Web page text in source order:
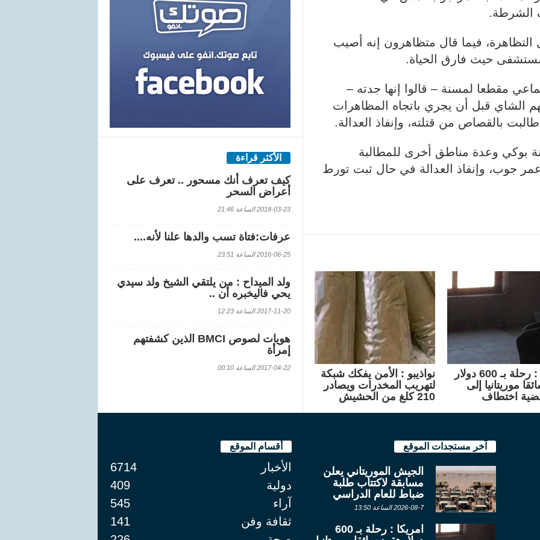
الشرطة.
فيما قال متظاهرون إنه أصيب
حيث فارق الحياة.
مقطعا لمسنة – قالوا إنها جدته –
الشاي قبل أن يجري باتجاه المظاهرات
بالقصاص من قتلته، وإنفاذ العدالة.
بوكي وعدة مناطق أخرى للمطالبة
جوب، وإنفاذ العدالة في حال ثبت تورط
امريكا : رحلة بـ 600 دولار
موريتانيا إلى
اختطاف
نواذيبو : الأمن يفكك شبكة
لتهريب المخدرات ويصادر
210 كلغ من الحشيش
الأكثر قراءة
كيف تعرف أنك مسحور .. تعرف على
أعراض السحر
2018-03-23 الساعة 21:46
عرفات:فتاة تسب والدها علنا لأنه....
2016-06-25 الساعة 23:51
ولد الميداح : من يلتقي الشيخ ولد سيدي
يحي فاليخبره أن ..
2017-11-20 الساعة 12:23
هويات لصوص BMCI الذين كشفتهم
إمرأة
2017-04-22 الساعة 00:10
آخر مستجدات الموقع
الجيش الموريتاني يعلن
مسابقة لاكتتاب طلبة
ضباط للعام الدراسي
2026-08-7 الساعة 13:50
امريكا : رحلة بـ 600
أقسام الموقع
الأخبار
6714
دولية
409
آراء
545
ثقافة وفن
141